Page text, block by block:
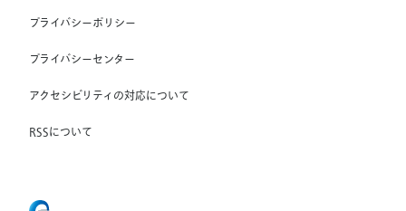
Unique NV
Staffmark Group, LLC
The CSI Companies, Inc.
プライバシーポリシー
プライバシーセンター
アクセシビリティの対応について
RSSについて